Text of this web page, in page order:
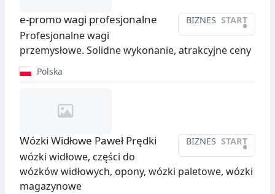
BIZNES START
•
e-promo wagi profesjonalne
Profesjonalne wagi
przemysłowe. Solidne wykonanie, atrakcyjne ceny
Polska
BIZNES START
•
Wózki Widłowe Paweł Prędki
wózki widłowe, części do
wózków widłowych, opony, wózki paletowe, wózki
magazynowe